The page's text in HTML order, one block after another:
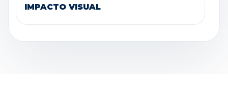
IMPACTO VISUAL